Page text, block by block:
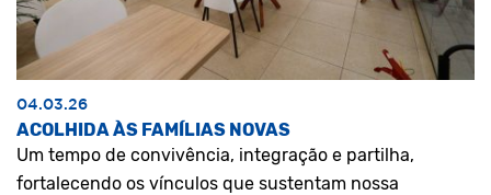
04.03.26
ACOLHIDA ÀS FAMÍLIAS NOVAS
Um tempo de convivência, integração e partilha,
fortalecendo os vínculos que sustentam nossa